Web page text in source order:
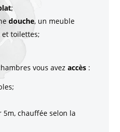
;
douche, un meuble
et toilettes;
vous avez accès:
chauffée selon la